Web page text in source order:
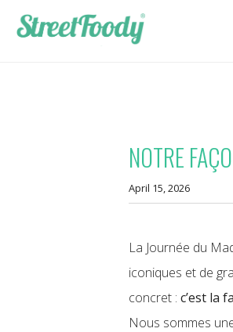
NOTRE
April 15, 2026
La Journée du
iconiques et de
concret :c’est la
Nous sommes